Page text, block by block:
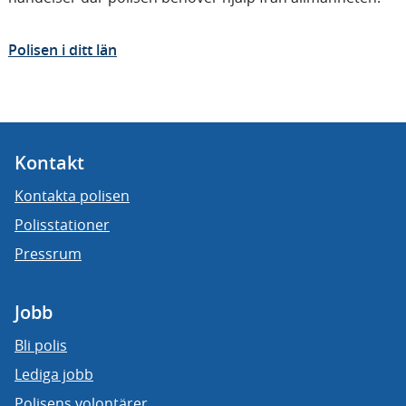
Polisen i ditt län
Kontakt
Kontakta polisen
Polisstationer
Pressrum
Jobb
Bli polis
Lediga jobb